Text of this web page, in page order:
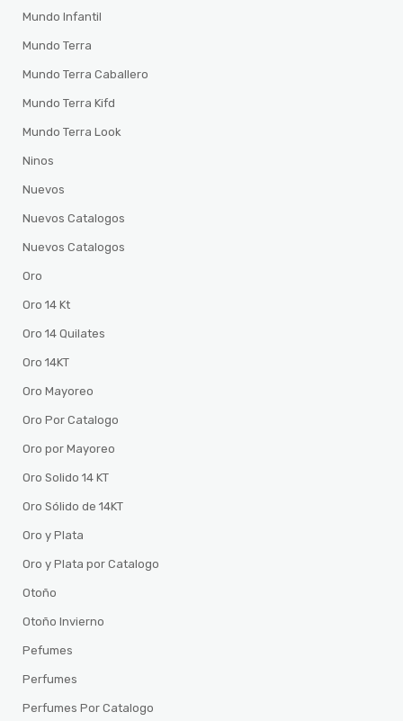
Mundo Infantil
Mundo Terra
Mundo Terra Caballero
Mundo Terra Kifd
Mundo Terra Look
Ninos
Nuevos
Nuevos Catalogos
Nuevos Catalogos
Oro
Oro 14 Kt
Oro 14 Quilates
Oro 14KT
Oro Mayoreo
Oro Por Catalogo
Oro por Mayoreo
Oro Solido 14 KT
Oro Sólido de 14KT
Oro y Plata
Oro y Plata por Catalogo
Otoño
Otoño Invierno
Pefumes
Perfumes
Perfumes Por Catalogo